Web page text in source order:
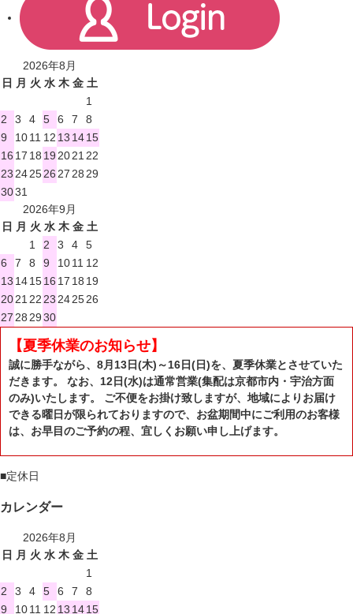
2026年8月
日
月 火 水 木 金 土
1
2
3 4 5 6 7
8
9
1011 12 13 1415
16 17 18 19 2021 22
23 242526 27 28 29
3031
2026年9月
日
月 火 水 木 金 土
1
2 3 4
5
6
7 8 9 1011 12
13 141516 17 18 19
2021 22 23 242526
27 28 2930
【夏季休業のお知らせ】
誠に勝手ながら、8月13日(木)～16日(日)を、夏季休業とさせていた
だきます。 なお、12日(水)は通常営業(集配は京都市内・宇治方面
のみ)いたします。 ご不便をお掛け致しますが、地域によりお届け
できる曜日が限られておりますので、お盆期間中にご利用のお客様
は、お早目のご予約の程、宜しくお願い申し上げます。
■定休日
カレンダー
2026年8月
日
月 火 水 木 金 土
1
2
3 4 5 6 7
8
9
1011 12 13 1415